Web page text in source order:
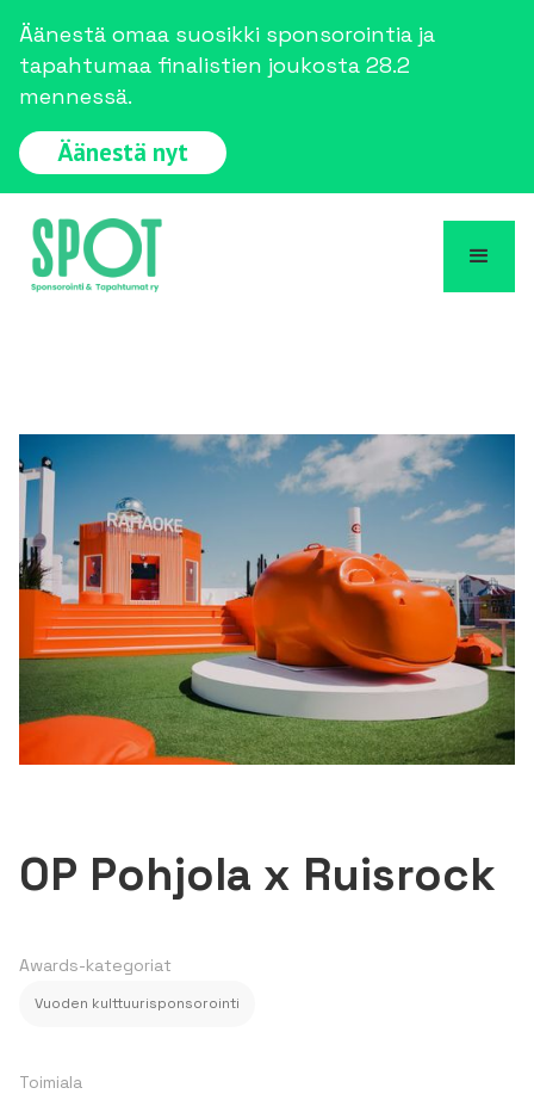
Äänestä omaa suosikki sponsorointia ja
tapahtumaa finalistien joukosta 28.2
mennessä.
Äänestä nyt
OP Pohjola x Ruisrock
Awards-kategoriat
Vuoden kulttuurisponsorointi
Toimiala